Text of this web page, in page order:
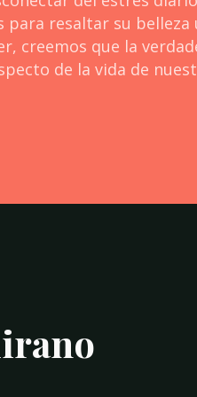
resaltar su belleza
creemos que la
de la vida de